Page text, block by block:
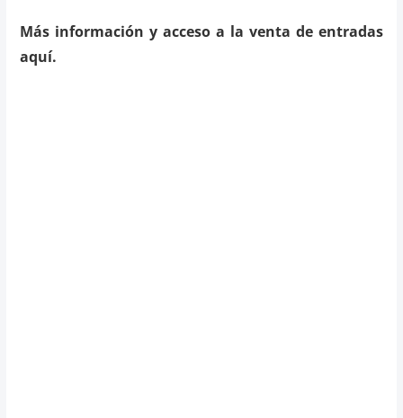
Más información y acceso a la venta de entradas
aquí.